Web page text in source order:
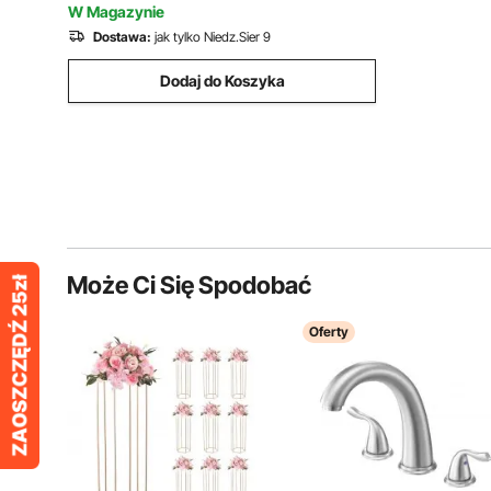
W Magazynie
Dostawa: jak tylko Niedz.Sier 9
Dodaj do Koszyka
Może Ci Się Spodobać
Oferty